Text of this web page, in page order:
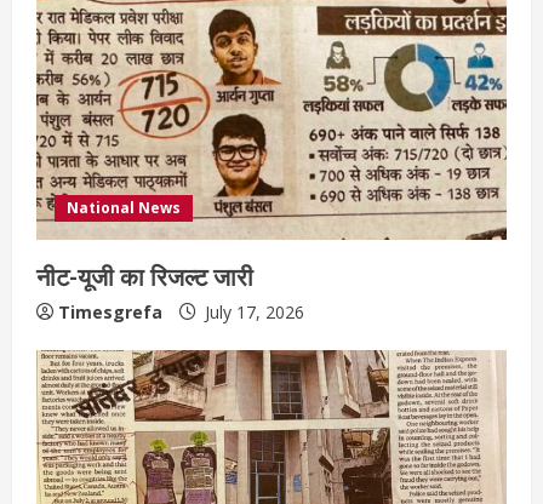
National News
नीट-यूजी का रिजल्ट जारी
Timesgrefa July 17, 2026